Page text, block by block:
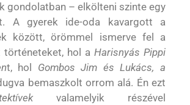
gondolatban – elkölteni szinte egy
A gyerek ide-oda kavargott a
között, örömmel ismerve fel a
történeteket, hol a Harisnyás Pippi
t, hol Gombos Jim és Lukács, a
bemaszkolt orrom alá. Én ezt
valamelyik részével